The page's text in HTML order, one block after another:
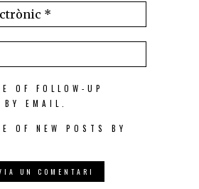
OF FOLLOW-UP
BY EMAIL.
OF NEW POSTS BY